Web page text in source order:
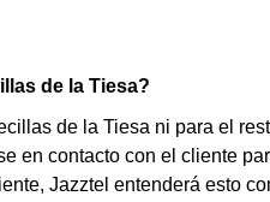
de la Tiesa?
de la Tiesa ni para el
en contacto con el cliente
Jazztel entenderá esto